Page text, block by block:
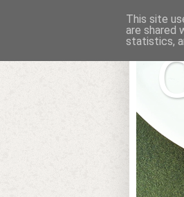
This site
are shared
statistics,